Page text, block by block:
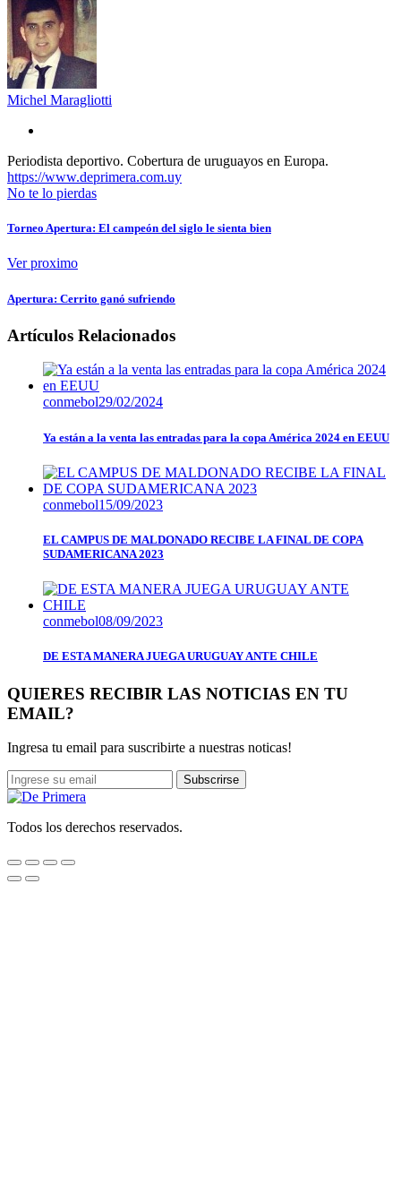
Michel Maragliotti
Periodista deportivo. Cobertura de uruguayos en Europa.
https://www.deprimera.com.uy
No te lo pierdas
Torneo Apertura: El campeón del siglo le sienta bien
Ver proximo
Apertura: Cerrito ganó sufriendo
Artículos Relacionados
conmebol29/02/2024
Ya están a la venta las entradas para la copa América 2024 en EEUU
conmebol15/09/2023
EL CAMPUS DE MALDONADO RECIBE LA FINAL DE COPA
SUDAMERICANA 2023
conmebol08/09/2023
DE ESTA MANERA JUEGA URUGUAY ANTE CHILE
QUIERES RECIBIR LAS NOTICIAS EN TU
EMAIL?
Ingresa tu email para suscribirte a nuestras noticas!
Subscrirse
Todos los derechos reservados.